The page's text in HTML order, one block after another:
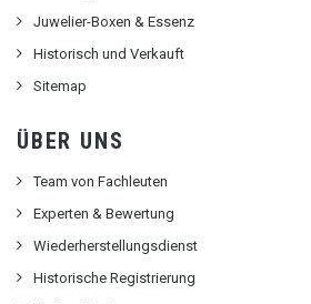
Juwelier-Boxen & Essenz
Historisch und Verkauft
Sitemap
ÜBER UNS
Team von Fachleuten
Experten & Bewertung
Wiederherstellungsdienst
Historische Registrierung